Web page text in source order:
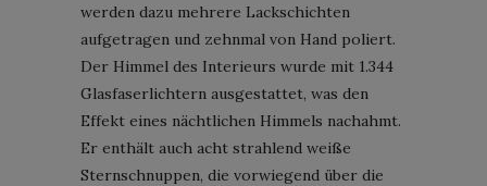
werden dazu mehrere Lackschichten
aufgetragen und zehnmal von Hand poliert.
Der Himmel des Interieurs wurde mit 1.344
Glasfaserlichtern ausgestattet, was den
Effekt eines nächtlichen Himmels nachahmt.
Er enthält auch acht strahlend weiße
Sternschnuppen, die vorwiegend über die